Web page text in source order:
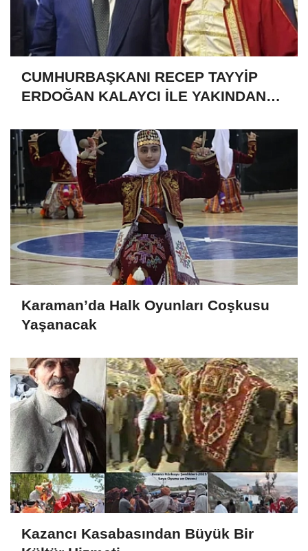
CUMHURBAŞKANI RECEP TAYYİP
ERDOĞAN KALAYCI İLE YAKINDAN
Karaman’da Halk Oyunları Coşkusu
Yaşanacak
Kazancı Kasabasından Büyük Bir